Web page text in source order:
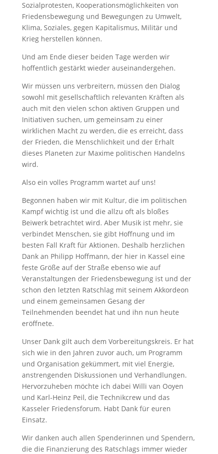
Sozialprotesten, Kooperationsmöglichkeiten von
Friedensbewegung und Bewegungen zu Umwelt,
Klima, Soziales, gegen Kapitalismus, Militär und
Krieg herstellen können.
Und am Ende dieser beiden Tage werden wir
hoffentlich gestärkt wieder auseinandergehen.
Wir müssen uns verbreitern, müssen den Dialog
sowohl mit gesellschaftlich relevanten Kräften als
auch mit den vielen schon aktiven Gruppen und
Initiativen suchen, um gemeinsam zu einer
wirklichen Macht zu werden, die es erreicht, dass
der Frieden, die Menschlichkeit und der Erhalt
dieses Planeten zur Maxime politischen Handelns
wird.
Also ein volles Programm wartet auf uns!
Begonnen haben wir mit Kultur, die im politischen
Kampf wichtig ist und die allzu oft als bloßes
Beiwerk betrachtet wird. Aber Musik ist mehr, sie
verbindet Menschen, sie gibt Hoffnung und im
besten Fall Kraft für Aktionen. Deshalb herzlichen
Dank an Philipp Hoffmann, der hier in Kassel eine
feste Größe auf der Straße ebenso wie auf
Veranstaltungen der Friedensbewegung ist und der
schon den letzten Ratschlag mit seinem Akkordeon
und einem gemeinsamen Gesang der
Teilnehmenden beendet hat und ihn nun heute
eröffnete.
Unser Dank gilt auch dem Vorbereitungskreis. Er hat
sich wie in den Jahren zuvor auch, um Programm
und Organisation gekümmert, mit viel Energie,
anstrengenden Diskussionen und Verhandlungen.
Hervorzuheben möchte ich dabei Willi van Ooyen
und Karl-Heinz Peil, die Technikcrew und das
Kasseler Friedensforum. Habt Dank für euren
Einsatz.
Wir danken auch allen Spenderinnen und Spendern,
die die Finanzierung des Ratschlags immer wieder